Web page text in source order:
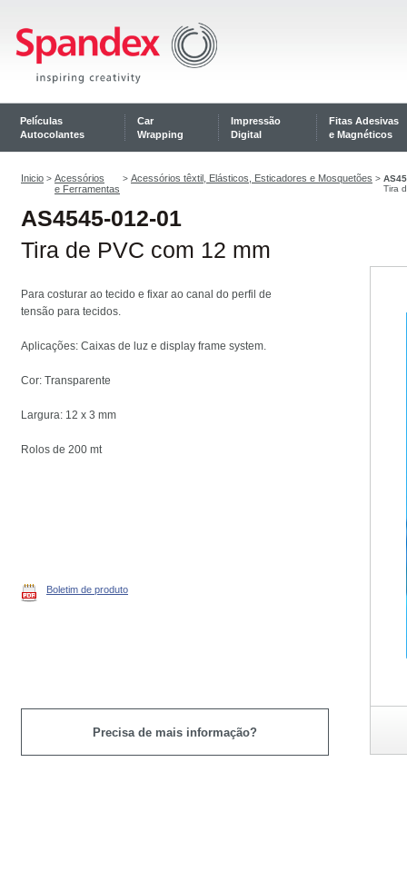
Películas
Autocolantes
Car
Wrapping
Impressão
Digital
Fitas Adesivas
e Magnéticos
Inicio > Acessórios
e Ferramentas
> Acessórios têxtil, Elásticos, Esticadores e Mosquetões >
Tira
AS4545-012-01
Tira de PVC com 12 mm
Para costurar ao tecido e fixar ao canal do perfil de
tensão para tecidos.
Aplicações: Caixas de luz e display frame system.
Cor: Transparente
Largura: 12 x 3 mm
Rolos de 200 mt
Boletim de produto
Precisa de mais informação?